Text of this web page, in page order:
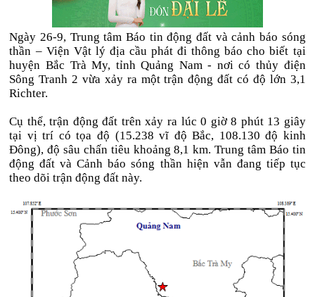
Ngày 26-9, Trung tâm Báo tin động đất và cảnh báo sóng
thần – Viện Vật lý địa cầu phát đi thông báo cho biết tại
huyện Bắc Trà My, tỉnh Quảng Nam - nơi có thủy điện
Sông Tranh 2 vừa xảy ra một trận động đất có độ lớn 3,1
Richter.
Cụ thể, trận động đất trên xảy ra lúc 0 giờ 8 phút 13 giây
tại vị trí có tọa độ (15.238 vĩ độ Bắc, 108.130 độ kinh
Đông), độ sâu chấn tiêu khoảng 8,1 km. Trung tâm Báo tin
động đất và Cảnh báo sóng thần hiện vẫn đang tiếp tục
theo dõi trận động đất này.